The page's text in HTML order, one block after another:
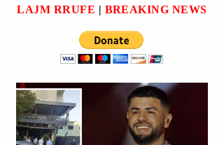
NUK DO TË KENË
BËRTHAMORE.
LAJM RRUFE | BREAKING NEWS